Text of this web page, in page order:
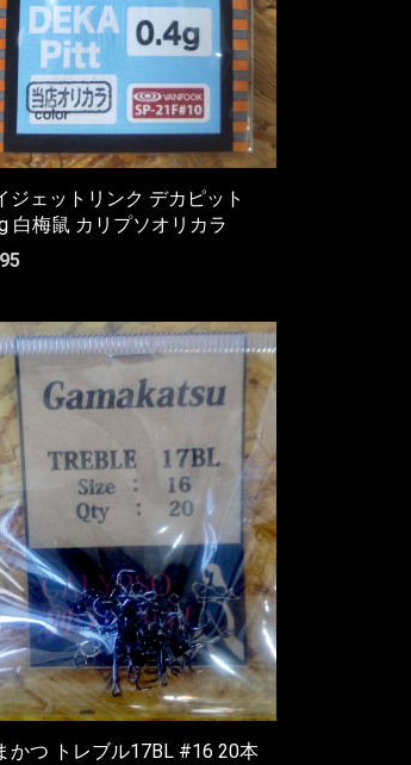
ジェットリンク デカピット
白梅鼠 カリプソオリカラ
かつ トレブル17BL #16 20本